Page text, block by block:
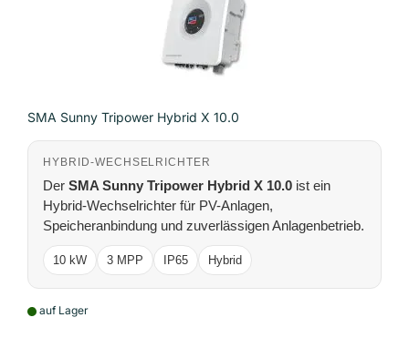
SMA Sunny Tripower Hybrid X 10.0
HYBRID-WECHSELRICHTER
Der SMA Sunny Tripower Hybrid X 10.0 ist ein
Hybrid-Wechselrichter für PV-Anlagen,
Speicheranbindung und zuverlässigen Anlagenbetrieb.
10 kW 3 MPP IP65 Hybrid
auf Lager